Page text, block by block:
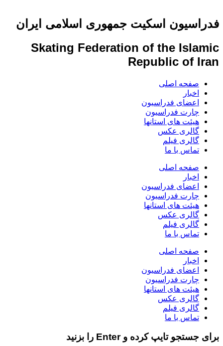
فدراسیون اسکیت جمهوری اسلامی ایران
Skating Federation of the Islamic
Republic of Iran
صفحه اصلی
اخبار
اعضای فدراسیون
چارت فدراسیون
هیئت های استانها
گالری عکس
گالری فیلم
تماس با ما
صفحه اصلی
اخبار
اعضای فدراسیون
چارت فدراسیون
هیئت های استانها
گالری عکس
گالری فیلم
تماس با ما
صفحه اصلی
اخبار
اعضای فدراسیون
چارت فدراسیون
هیئت های استانها
گالری عکس
گالری فیلم
تماس با ما
برای جستجو تایپ کرده و Enter را بزنید